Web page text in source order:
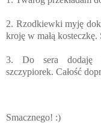
2. Rzodkiewki myję
kroję w małą
3. Do sera dodaję
szczypiorek. Całość
Smacznego! :)